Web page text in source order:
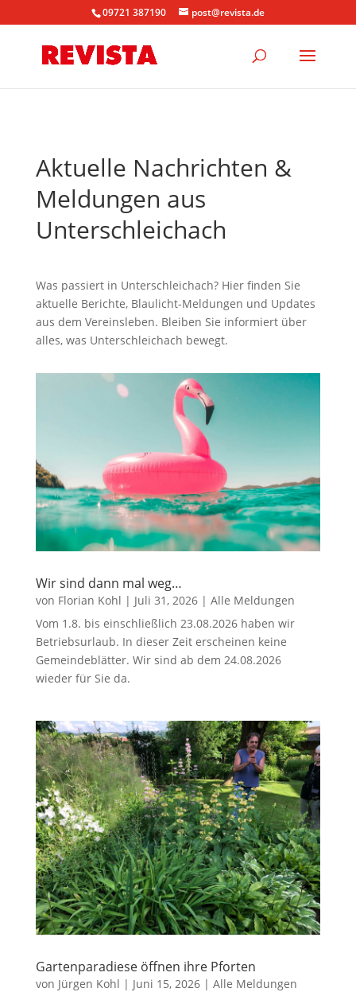
09721 387190 post@revista.de
Aktuelle Nachrichten &
Meldungen aus
Unterschleichach
Was passiert in Unterschleichach? Hier finden Sie
aktuelle Berichte, Blaulicht-Meldungen und Updates
aus dem Vereinsleben. Bleiben Sie informiert über
alles, was Unterschleichach bewegt.
Wir sind dann mal weg…
von Florian Kohl | Juli 31, 2026| Alle Meldungen
Vom 1.8. bis einschließlich 23.08.2026 haben wir
Betriebsurlaub. In dieser Zeit erscheinen keine
Gemeindeblätter. Wir sind ab dem 24.08.2026
wieder für Sie da.
Gartenparadiese öffnen ihre Pforten
von Jürgen Kohl | Juni 15, 2026| Alle Meldungen